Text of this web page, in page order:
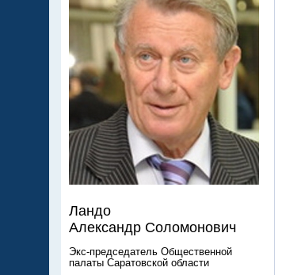
Ландо
Александр Соломонович
Экс-председатель Общественной
палаты Саратовской области